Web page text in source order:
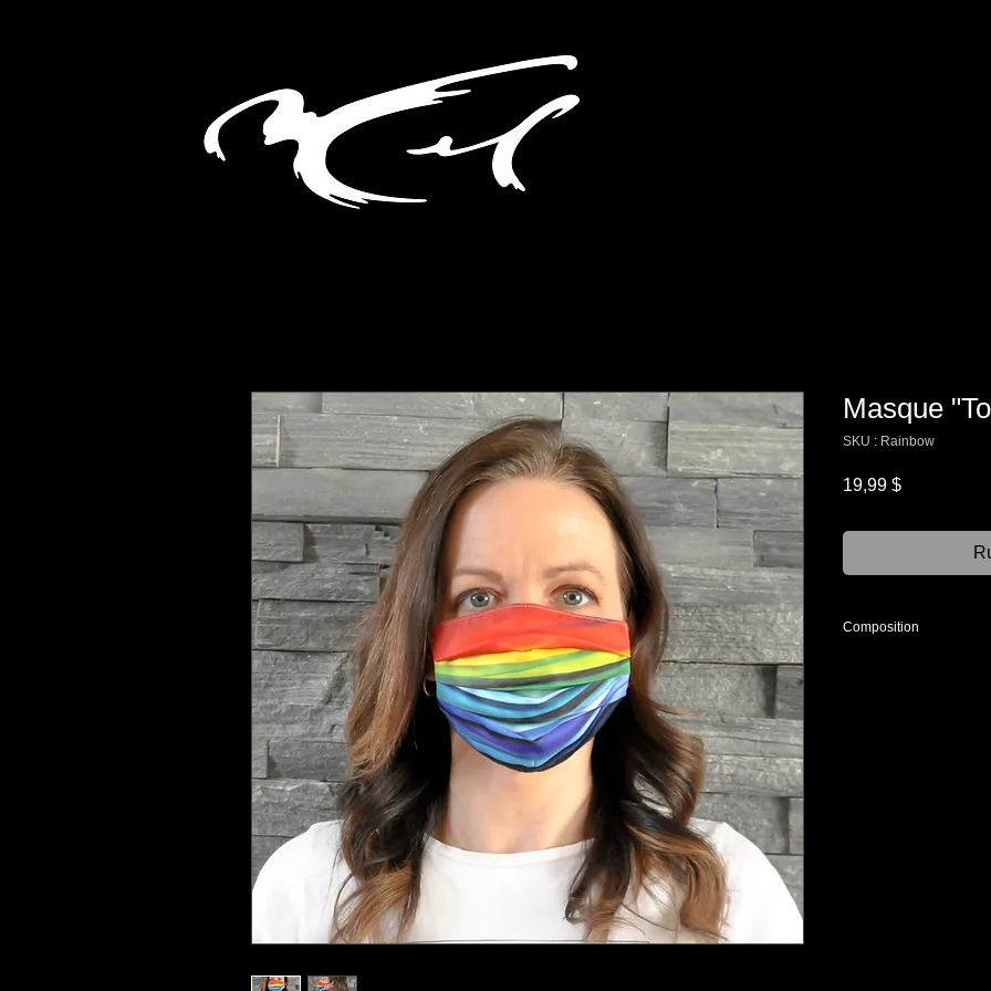
Masque
SKU : Rainbow
19,99 $Prix
Composition